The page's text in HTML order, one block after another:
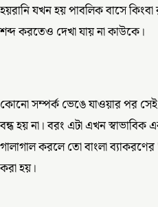
হয়রানি যখন হয় পাবলিক বাসে
শব্দ করতেও দেখা যায় না কাউকে।
কোনো সম্পর্ক ভেঙে যাওয়ার পর
বন্ধ হয় না। বরং এটা এখন
গালাগাল করলে তো বাংলা
করা হয়।